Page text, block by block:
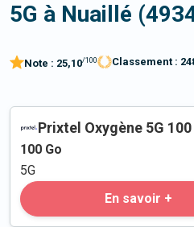
5G à Nuaillé
Note : 25,10/100 Classement :
Prixtel Oxygène 5G 100
100 Go
5G
En savoir +